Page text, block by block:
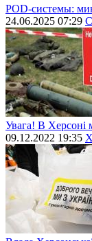
POD-системы:
24.06.2025 07:29
Увага! В Херсоні
09.12.2022 19:35